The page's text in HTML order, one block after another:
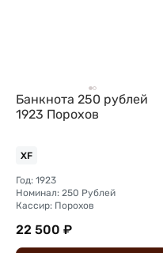
Банкнота 250 рублей
1923 Порохов
XF
Год: 1923
Номинал: 250 Рублей
Кассир: Порохов
22 500 ₽